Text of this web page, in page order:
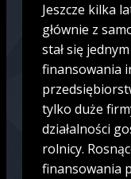
Jeszcze kilka
głównie z
stał się
finansowania
tylko duże
działalności
rolnicy.
finansowania